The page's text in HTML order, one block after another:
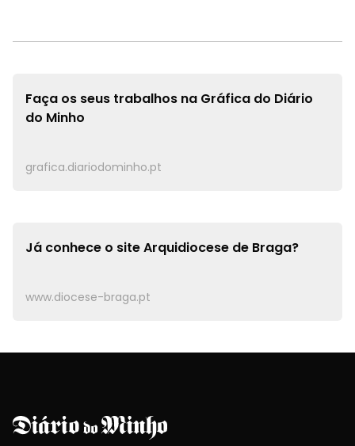
Faça os seus trabalhos na Gráfica do Diário
do Minho
grafica.diariodominho.pt
Já conhece o siteArquidiocese de Braga?
www.diocese-braga.pt